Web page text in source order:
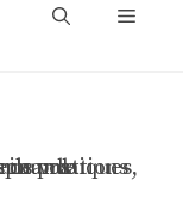
Menu